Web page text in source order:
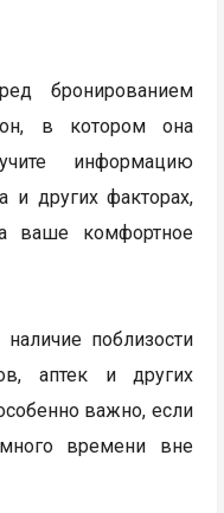
бронированием
в котором она
информацию
и других факторах,
ваше комфортное
наличие поблизости
аптек и других
важно, если
времени вне